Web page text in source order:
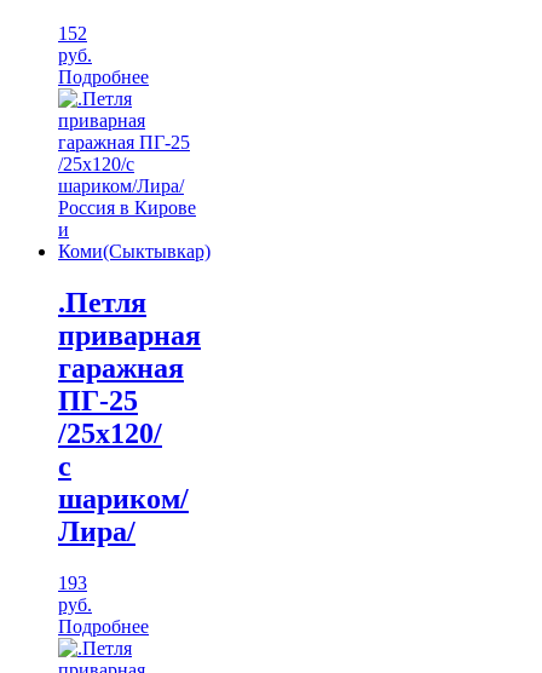
152
руб.
Подробнее
.Петля
приварная
гаражная
ПГ-25
/25х120/
с
шариком/
Лира/
193
руб.
Подробнее